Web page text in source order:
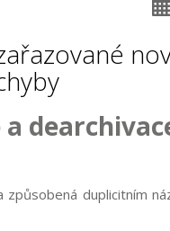
způsobená duplicitním